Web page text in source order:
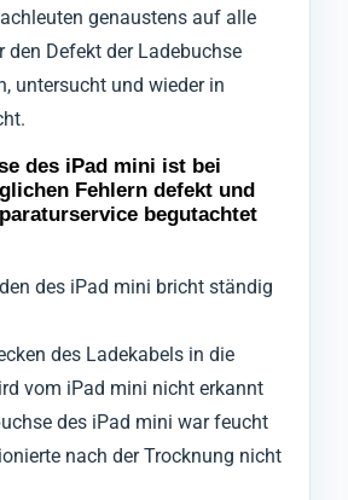
genaustens auf alle
den Defekt der Ladebuchse
untersucht und wieder in
des iPad mini ist bei
Fehlern defekt und
begutachtet
des iPad mini bricht ständig
des Ladekabels in die
vom iPad mini nicht erkannt
des iPad mini war feucht
nach der Trocknung nicht